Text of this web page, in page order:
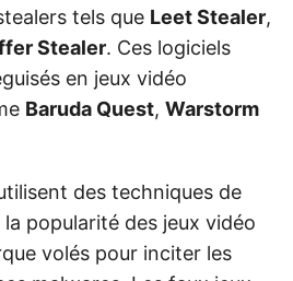
tels que Leet Stealer,
Stealer. Ces logiciels
en jeux vidéo
Baruda Quest, Warstorm
des techniques de
la popularité des jeux vidéo
volés pour inciter les